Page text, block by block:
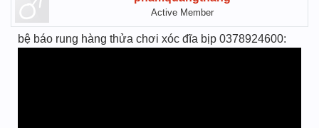
Active Member
bệ báo rung hàng thửa chơi xóc đĩa bịp 0378924600: